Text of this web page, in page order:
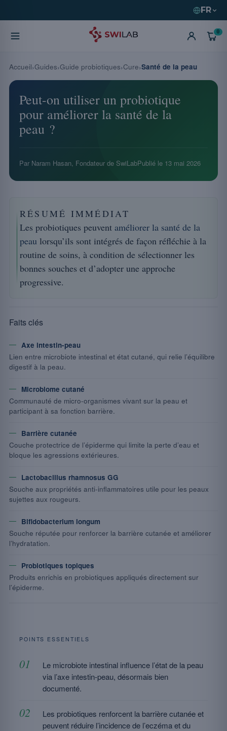
FR
0
Peut-on utiliser un probiotique
pour améliorer la santé de la
peau ?
Par Naram Hasan, Fondateur de SwiLabPublié le 13 mai 2026
RÉSUMÉ IMMÉDIAT
Les probiotiques peuvent améliorer la santé de la
peau lorsqu’ils sont intégrés de façon réfléchie à la
routine de soins, à condition de sélectionner les
bonnes souches et d’adopter une approche
progressive.
Faits clés
Axe intestin-peau
Lien entre microbiote intestinal et état cutané, qui relie l’équilibre
digestif à la peau.
Microbiome cutané
Communauté de micro-organismes vivant sur la peau et
participant à sa fonction barrière.
Barrière cutanée
Couche protectrice de l’épiderme qui limite la perte d’eau et
bloque les agressions extérieures.
Lactobacillus rhamnosus GG
Souche aux propriétés anti-inflammatoires utile pour les peaux
sujettes aux rougeurs.
Bifidobacterium longum
Souche réputée pour renforcer la barrière cutanée et améliorer
l’hydratation.
Probiotiques topiques
Produits enrichis en probiotiques appliqués directement sur
l’épiderme.
POINTS ESSENTIELS
Le microbiote intestinal influence l’état de la peau
via l’axe intestin-peau, désormais bien
documenté.
Les probiotiques renforcent la barrière cutanée et
peuvent réduire l’incidence de l’eczéma et du
Accueil Guides Guide probiotiques Cure Santé de la peau